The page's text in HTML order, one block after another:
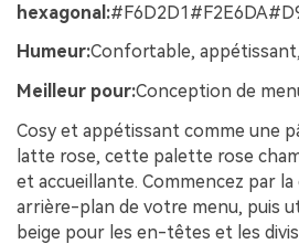
hexagonal:
Humeur:Confortable,
Meilleur pour:Conception de
Cosy et appétissant comme une
latte rose, cette palette rose
et accueillante. Commencez par
arrière-plan de votre menu, puis
beige pour les en-têtes et les